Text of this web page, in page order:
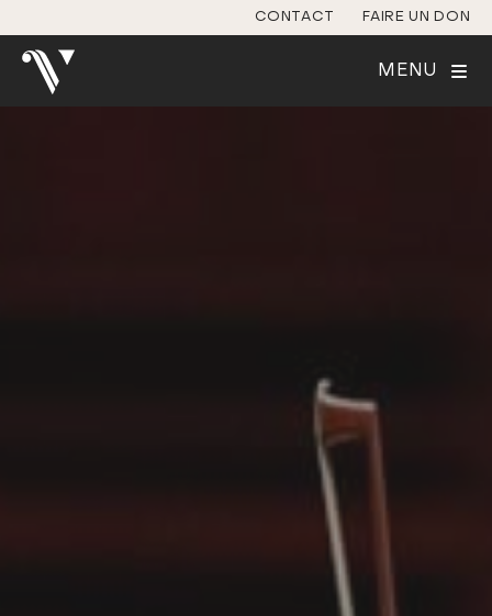
CONTACT FAIRE UN DON
MENU